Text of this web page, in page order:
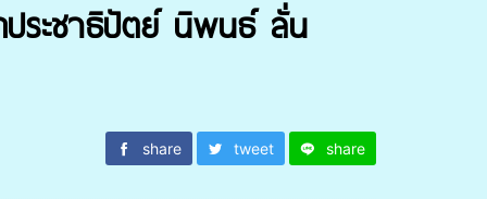
ระชาธิปัตย์ นิพนธ์ ลั่น
share tweet share